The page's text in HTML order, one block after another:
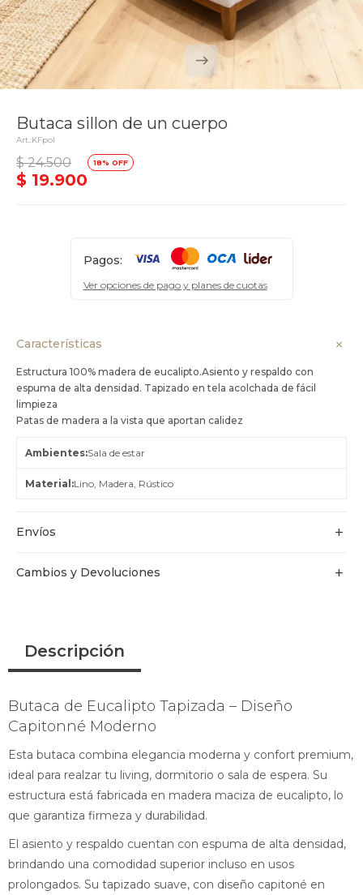
Butaca sillon de un cuerpo
KFpol
$ 19.900
$ 24.500 18
Pagos:
Ver opciones de pago y planes de cuotas
Características
Estructura 100% madera de eucalipto.Asiento y respaldo con
espuma de alta densidad. Tapizado en tela acolchada de fácil
limpieza
Patas de madera a la vista que aportan calidez
Ambientes Sala de estar
Material Lino, Madera, Rústico
Envíos
Cambios y Devoluciones
Descripción
Butaca de Eucalipto Tapizada – Diseño
Capitonné Moderno
Esta butaca combina elegancia moderna y confort premium,
ideal para realzar tu living, dormitorio o sala de espera. Su
estructura está fabricada en madera maciza de eucalipto, lo
que garantiza firmeza y durabilidad.
El asiento y respaldo cuentan con espuma de alta densidad,
brindando una comodidad superior incluso en usos
prolongados. Su tapizado suave, con diseño capitoné en